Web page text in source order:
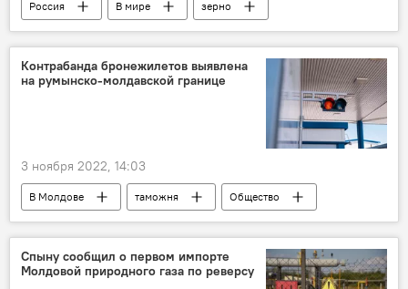
Россия В мире зерно
Контрабанда бронежилетов выявлена
на румынско-молдавской границе
3 ноября 2022, 14:03
В Молдове таможня Общество
Спыну сообщил о первом импорте
Молдовой природного газа по реверсу